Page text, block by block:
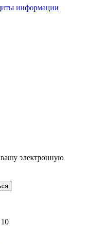
информации
электронную